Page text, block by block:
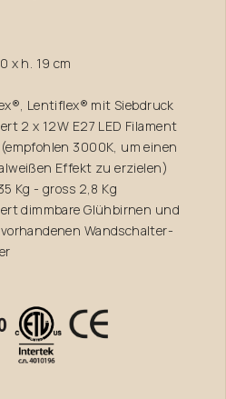
x h. 19 cm
Lentiflex® mit Siebdruck
2 x 12W E27 LED Filament
3000K, um einen
Effekt zu erzielen)
Kg - gross 2,8 Kg
dimmbare Glühbirnen und
Wandschalter-